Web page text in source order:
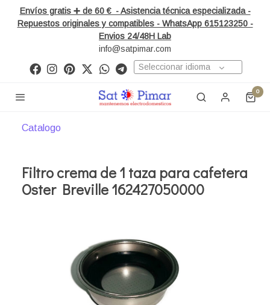
Envíos gratis ➕ de 60 € - Asistencia técnica especializada -
Repuestos originales y compatibles - WhatsApp 615123250 -
Envios 24/48H Lab
info@satpimar.com
Seleccionar idioma
0
Catalogo
Filtro crema de 1 taza para cafetera
Oster Breville 162427050000